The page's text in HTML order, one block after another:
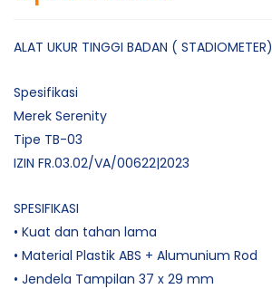
ALAT UKUR TINGGI BADAN ( STADIOMETER)
Spesifikasi
Merek Serenity
Tipe TB-03
IZIN FR.03.02/VA/00622|2023
SPESIFIKASI
• Kuat dan tahan lama
• Material Plastik ABS + Alumunium Rod
• Jendela Tampilan 37 x 29 mm